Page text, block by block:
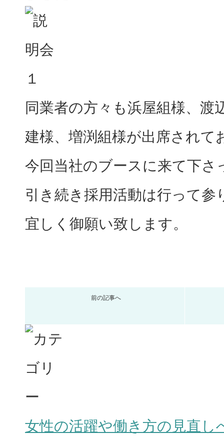
同業者の方々も浜屋組様、渡
建様、増渕組様が出席されて
今回当社のブースに来て下
引き続き採用活動は行って参
宜しく御願い致します。
前の記事へ
女性の活躍や働き方の見直し